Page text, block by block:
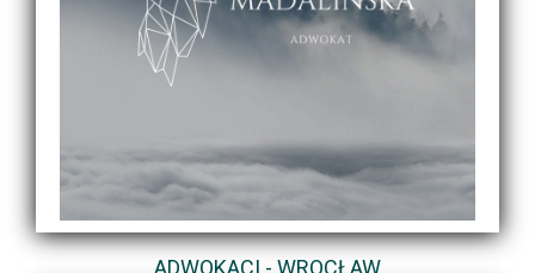
ADWOKACI - WROCŁAW